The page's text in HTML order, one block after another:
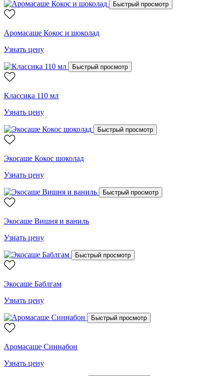
Быстрый просмотр
Аромасаше Кокос и шоколад
Узнать цену
Быстрый просмотр
Классика 110 мл
Узнать цену
Быстрый просмотр
Экосаше Кокос шоколад
Узнать цену
Быстрый просмотр
Экосаше Вишня и ваниль
Узнать цену
Быстрый просмотр
Экосаше Баблгам
Узнать цену
Быстрый просмотр
Аромасаше Синнабон
Узнать цену